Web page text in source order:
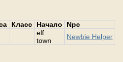
Класс Начало
Npc
elf
town
Newbie Helper